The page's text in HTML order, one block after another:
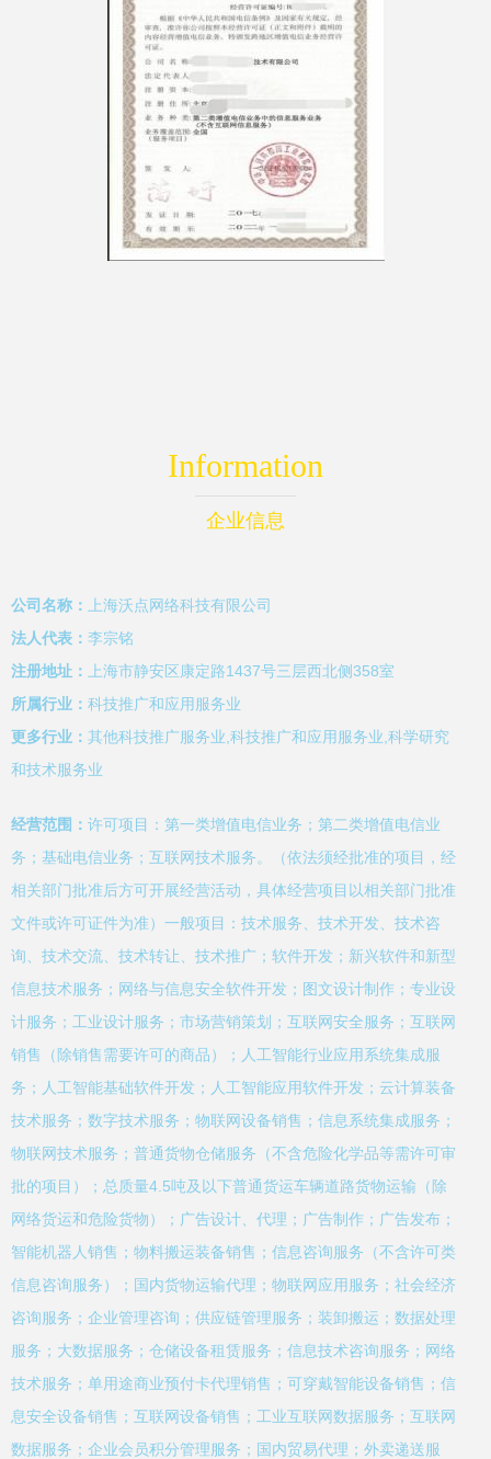
Information
企业信息
公司名称：
上海沃点网络科技有限公司
法人代表： 李宗铭
注册地址：
上海市静安区康定路1437号三层西北侧358室
所属行业： 科技推广和应用服务业
更多行业： 其他科技推广服务业,科技推广和应用服务业,科学研究
和技术服务业
经营范围： 许可项目：第一类增值电信业务；第二类增值电信业
务；基础电信业务；互联网技术服务。（依法须经批准的项目，经
相关部门批准后方可开展经营活动，具体经营项目以相关部门批准
文件或许可证件为准）一般项目：技术服务、技术开发、技术咨
询、技术交流、技术转让、技术推广；软件开发；新兴软件和新型
信息技术服务；网络与信息安全软件开发；图文设计制作；专业设
计服务；工业设计服务；市场营销策划；互联网安全服务；互联网
销售（除销售需要许可的商品）；人工智能行业应用系统集成服
务；人工智能基础软件开发；人工智能应用软件开发；云计算装备
技术服务；数字技术服务；物联网设备销售；信息系统集成服务；
物联网技术服务；普通货物仓储服务（不含危险化学品等需许可审
批的项目）；总质量4.5吨及以下普通货运车辆道路货物运输（除
网络货运和危险货物）；广告设计、代理；广告制作；广告发布；
智能机器人销售；物料搬运装备销售；信息咨询服务（不含许可类
信息咨询服务）；国内货物运输代理；物联网应用服务；社会经济
咨询服务；企业管理咨询；供应链管理服务；装卸搬运；数据处理
服务；大数据服务；仓储设备租赁服务；信息技术咨询服务；网络
技术服务；单用途商业预付卡代理销售；可穿戴智能设备销售；信
息安全设备销售；互联网设备销售；工业互联网数据服务；互联网
数据服务；企业会员积分管理服务；国内贸易代理；外卖递送服